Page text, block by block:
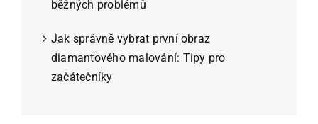
běžných problémů
Jak správně vybrat první obraz
diamantového malování: Tipy pro
začátečníky